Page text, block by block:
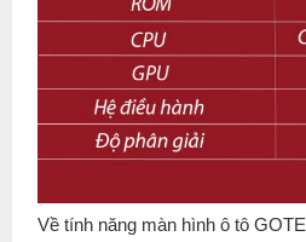
Về tính năng màn hình ô tô